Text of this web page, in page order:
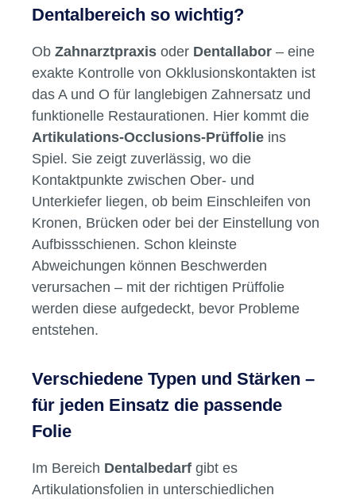
Dentalbereich so wichtig?
Ob Zahnarztpraxis oder Dentallabor – eine
exakte Kontrolle von Okklusionskontakten ist
das A und O für langlebigen Zahnersatz und
funktionelle Restaurationen. Hier kommt die
Artikulations-Occlusions-Prüffolie ins
Spiel. Sie zeigt zuverlässig, wo die
Kontaktpunkte zwischen Ober- und
Unterkiefer liegen, ob beim Einschleifen von
Kronen, Brücken oder bei der Einstellung von
Aufbissschienen. Schon kleinste
Abweichungen können Beschwerden
verursachen – mit der richtigen Prüffolie
werden diese aufgedeckt, bevor Probleme
entstehen.
Verschiedene Typen und Stärken –
für jeden Einsatz die passende
Folie
Im Bereich Dentalbedarf gibt es
Artikulationsfolien in unterschiedlichen